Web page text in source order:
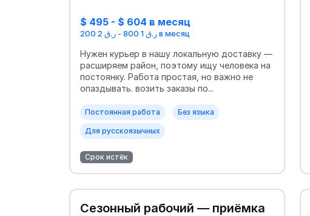
$ 495 - $ 604 в месяц
ر.ق 1 800 - ر.ق 2 200 в месяц
Нужен курьер в нашу локальную доставку —
расширяем район, поэтому ищу человека на
постоянку. Работа простая, но важно не
опаздывать. возить заказы по...
Постоянная работа Без языка
Для русскоязычных
Срок истёк
Сезонный рабочий — приёмка